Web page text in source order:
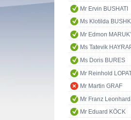
Mr Ervin BUSHATI
Ms Klotilda
Mr Edmon
Ms Tatevik
Ms Doris BURES
Mr Reinhold
Mr Martin GRAF
Mr Franz Leonhard
Mr Eduard KÖCK